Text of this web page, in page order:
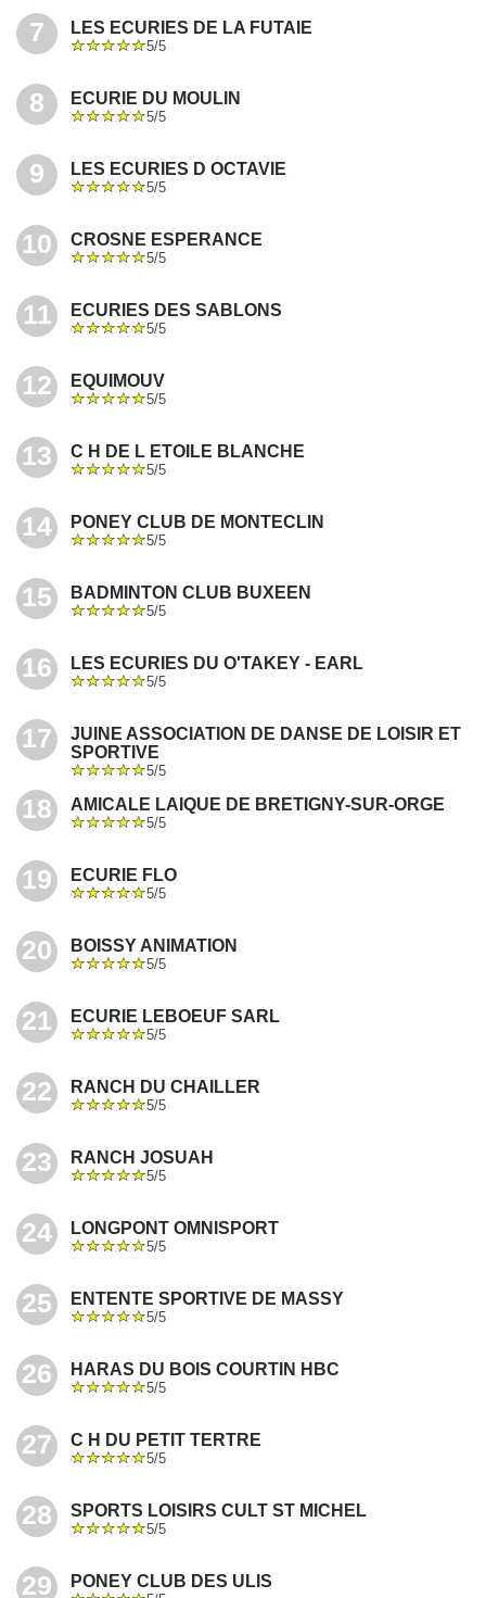
7 LES ECURIES DE LA FUTAIE
5/5
8 ECURIE DU MOULIN
5/5
9 LES ECURIES D OCTAVIE
5/5
10 CROSNE ESPERANCE
5/5
11 ECURIES DES SABLONS
5/5
12 EQUIMOUV
5/5
13 C H DE L ETOILE BLANCHE
5/5
14 PONEY CLUB DE MONTECLIN
5/5
15 BADMINTON CLUB BUXEEN
5/5
16 LES ECURIES DU O'TAKEY - EARL
5/5
17
JUINE ASSOCIATION DE DANSE DE LOISIR ET
SPORTIVE
5/5
18 AMICALE LAIQUE DE BRETIGNY-SUR-ORGE
5/5
19 ECURIE FLO
5/5
20 BOISSY ANIMATION
5/5
21 ECURIE LEBOEUF SARL
5/5
22 RANCH DU CHAILLER
5/5
23 RANCH JOSUAH
5/5
24 LONGPONT OMNISPORT
5/5
25 ENTENTE SPORTIVE DE MASSY
5/5
26 HARAS DU BOIS COURTIN HBC
5/5
27 C H DU PETIT TERTRE
5/5
28 SPORTS LOISIRS CULT ST MICHEL
5/5
29 PONEY CLUB DES ULIS